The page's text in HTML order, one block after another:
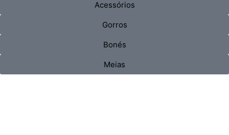
Acessórios
Gorros
Bonés
Meias